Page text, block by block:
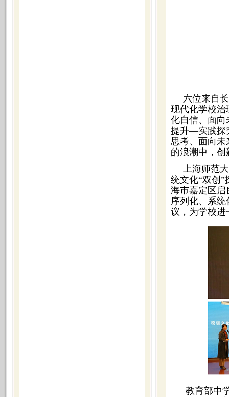
六位来自
现代化学校治
化自信、面向
提升—实践探
思考、面向未
的浪潮中，
上海师范
统文化“双创”
海市嘉定区启
序列化、系
议，为学校进
教育部中